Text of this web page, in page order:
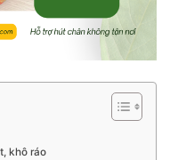
khô ráo